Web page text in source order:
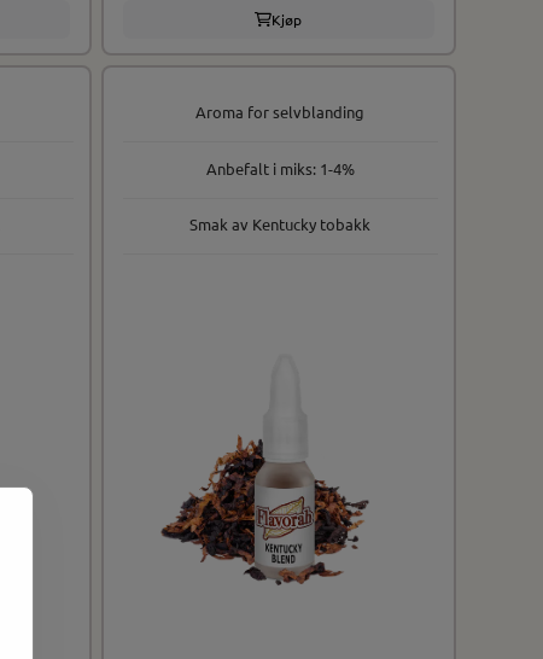
Kjøp
Aroma for selvblanding
Anbefalt i miks: 1-4%
Smak av Kentucky tobakk